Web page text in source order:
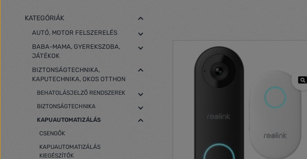
KATEGÓRIÁK
AUTÓ, MOTOR FELSZERELÉS
BABA-MAMA, GYEREKSZOBA,
JÁTÉKOK
BIZTONSÁGTECHNIKA,
KAPUTECHNIKA, OKOS OTTHON
BEHATOLÁSJELZŐ RENDSZEREK
BIZTONSÁGTECHNIKA
KAPUAUTOMATIZÁLÁS
CSENGŐK
KAPUAUTOMATIZÁLÁS
KIEGÉSZÍTŐK